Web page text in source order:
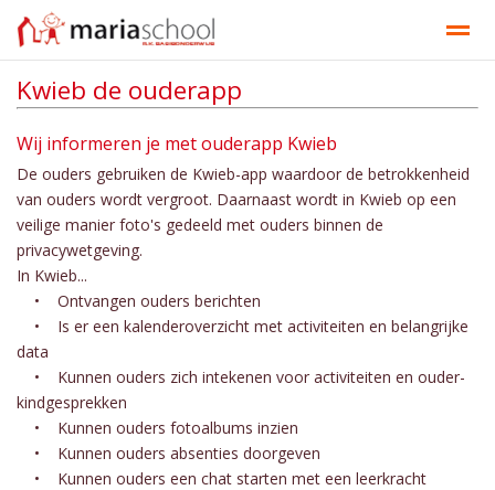
Onze school Ons onderwijs
Bellen E-mail Contact Nieuws
Kwieb de ouderapp
Wij informeren je met ouderapp Kwieb
De ouders gebruiken de Kwieb-app waardoor de betrokkenheid
van ouders wordt vergroot. Daarnaast wordt in Kwieb op een
veilige manier foto's gedeeld met ouders binnen de
privacywetgeving.
In Kwieb...
• Ontvangen ouders berichten
• Is er een kalenderoverzicht met activiteiten en belangrijke
data
• Kunnen ouders zich intekenen voor activiteiten en ouder-
kindgesprekken
• Kunnen ouders fotoalbums inzien
• Kunnen ouders absenties doorgeven
• Kunnen ouders een chat starten met een leerkracht